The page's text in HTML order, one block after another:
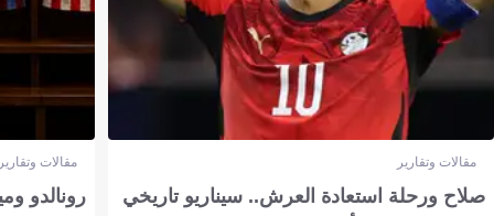
مقالات وتقارير
صلاح ورحلة استعادة العرش.. سيناريو تاريخي
مقالات
رونالدو